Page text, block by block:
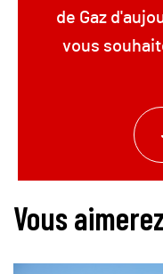
de Gaz
vous
Vous